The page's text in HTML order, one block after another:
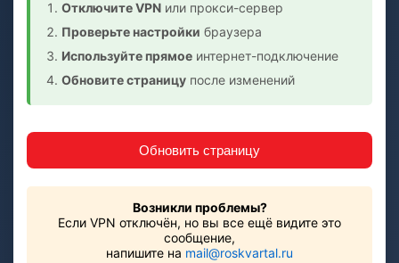
Отключите VPN или прокси-сервер
Проверьте настройки браузера
Используйте прямое интернет-подключение
Обновите страницу после изменений
Обновить страницу
Возникли проблемы?
Если VPN отключён, но вы все ещё видите это
сообщение,
напишите на mail@roskvartal.ru